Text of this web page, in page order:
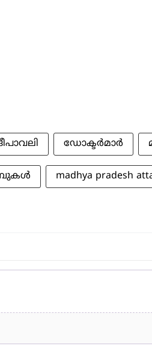
ഡോക്ടര്‍മാര്‍
madhya pradesh